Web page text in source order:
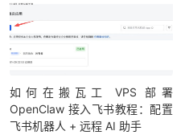
如何在搬瓦工 VPS 部署
OpenClaw 接入飞书教程：配置
飞书机器人 + 远程 AI 助手